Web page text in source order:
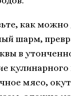
как можно
шарм,
в
кулинарного
мясо,